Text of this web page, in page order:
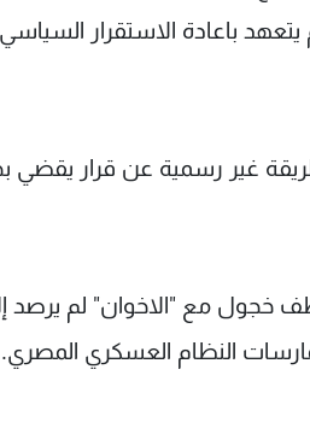
باعادة الاستقرار
غير رسمية عن قرار يقضي
مع "الاخوان" لم يرصد إلا
النظام العسكري المصري.